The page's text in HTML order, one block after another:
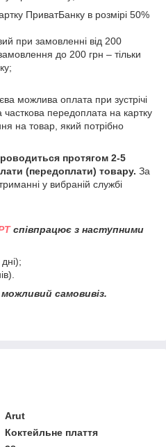
ПриватБанку в розмірі 50%
при замовленні від 200
до 200 грн – тільки
можлива оплата при зустрічі
передоплата на картку
на товар, який потрібно
протягом 2-5
(передоплати) товару. За
у вибраній службі
співпрацює з наступними
самовивіз.
Arut
Коктейльне плаття